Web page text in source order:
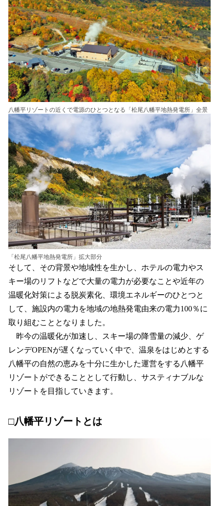
八幡平リゾートの近くで電源のひとつとなる「松尾八幡平地熱発電所」全景
「松尾八幡平地熱発電所」拡大部分
そして、その背景や地域性を生かし、ホテルの電力やス
キー場のリフトなどで大量の電力が必要なことや近年の
温暖化対策による脱炭素化、環境エネルギーのひとつと
して、施設内の電力を地域の地熱発電由来の電力100％に
取り組むこととなりました。
昨今の温暖化が加速し、スキー場の降雪量の減少、ゲ
レンデOPENが遅くなっていく中で、温泉をはじめとする
八幡平の自然の恵みを十分に生かした運営をする八幡平
リゾートができることとして行動し、サスティナブルな
リゾートを目指していきます。
□八幡平リゾートとは